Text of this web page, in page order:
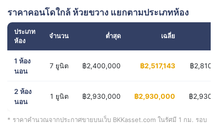
ราคาคอนโดใกล้ ห้วยขวาง แยกตามประเภทห้อง
ประเภท
ห้อง
จำนวน ต่ำสุด เฉลี่ย
1 ห้อง
นอน
7 ยูนิต ฿2,400,000 ฿2,517,143 ฿
2 ห้อง
นอน
1 ยูนิต ฿2,930,000 ฿2,930,000 ฿
* ราคาคำนวณจากประกาศขายบนเว็บ BKKasset.com ในรัศมี 1 กม. รอบ